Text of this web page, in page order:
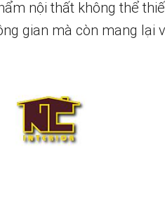
nội thất không thể
gian mà còn mang lại